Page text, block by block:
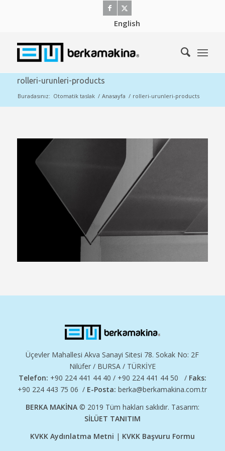
English
rolleri-urunleri-products
Buradasınız: Otomatik taslak / Anasayfa / rolleri-urunleri-products
Üçevler Mahallesi Akva Sanayi Sitesi 78. Sokak No: 2F
Nilüfer / BURSA / TÜRKİYE
Telefon: +90 224 441 44 40 / +90 224 441 44 50 / Faks:
+90 224 443 75 06 / E-Posta: berka@berkamakina.com.tr
BERKA MAKİNA© 2019 Tüm hakları saklıdır. Tasarım:
SİLÜET TANITIM
KVKK Aydınlatma Metni | KVKK Başvuru Formu